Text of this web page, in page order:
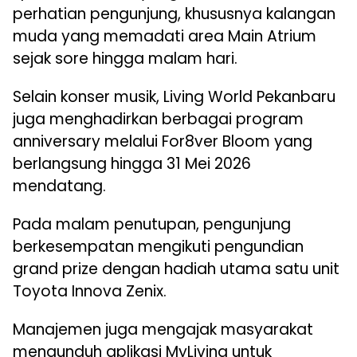
perhatian pengunjung, khususnya kalangan
muda yang memadati area Main Atrium
sejak sore hingga malam hari.
Selain konser musik, Living World Pekanbaru
juga menghadirkan berbagai program
anniversary melalui For8ver Bloom yang
berlangsung hingga 31 Mei 2026
mendatang.
Pada malam penutupan, pengunjung
berkesempatan mengikuti pengundian
grand prize dengan hadiah utama satu unit
Toyota Innova Zenix.
Manajemen juga mengajak masyarakat
mengunduh aplikasi MyLiving untuk